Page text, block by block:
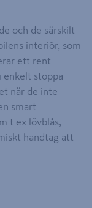
och de särskilt
interiör, som
ett rent
enkelt stoppa
när de inte
smart
t ex lövblås,
handtag att